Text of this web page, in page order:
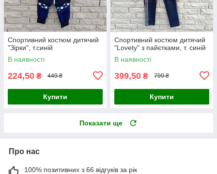
Спортивний костюм дитячий
"Зірки", т.синій
В наявності
224,50 ₴ 449 ₴
Купити
Спортивний костюм дитячий
"Lovety" з пайєтками, т. синій
В наявності
399,50 ₴ 799 ₴
Купити
Показати ще
Про нас
100% позитивних з 66 відгуків за рік